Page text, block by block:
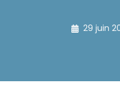
29 juin